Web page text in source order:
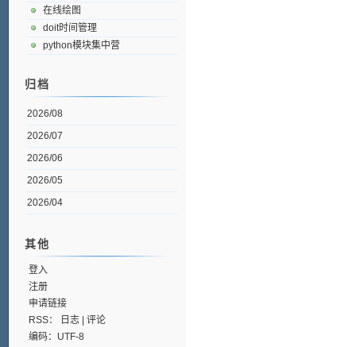
在线绘图
doit时间管理
python模块集中营
归档
2026/08
2026/07
2026/06
2026/05
2026/04
其他
登入
注册
申请链接
RSS：
日志| 评论
编码：UTF-8